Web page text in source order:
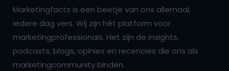
Marketingfacts is een beetje van ons allemaal,
iedere dag vers. Wij zijn hét platform voor
marketingprofessionals. Het zijn de insights,
podcasts, blogs, opinies en recencies die ons als
marketingcommunity binden.